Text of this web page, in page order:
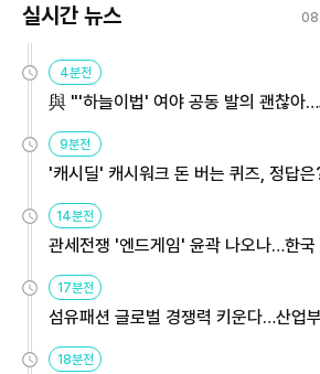
실시간 뉴스
4분전
與 "'하늘이법' 여야 공동 발의 괜찮아
9분전
'캐시딜' 캐시워크 돈 버는 퀴즈, 정답은
14분전
관세전쟁 '엔드게임' 윤곽 나오나…한국
용해야
17분전
섬유패션 글로벌 경쟁력 키운다…산업
원
18분전